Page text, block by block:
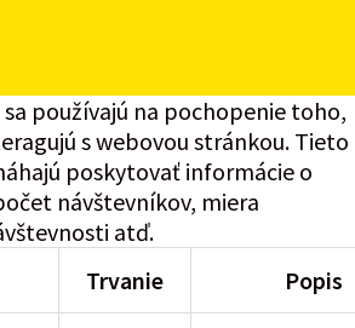
používajú na pochopenie toho,
s webovou stránkou. Tieto
poskytovať informácie o
návštevníkov, miera
atď.
Trvanie Popis